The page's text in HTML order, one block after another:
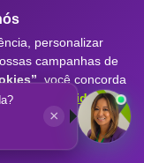
SEO Para
,
Commerce ,
Virtual
,
personalizar
campanhas de
, você concorda
de Privacidade.
×